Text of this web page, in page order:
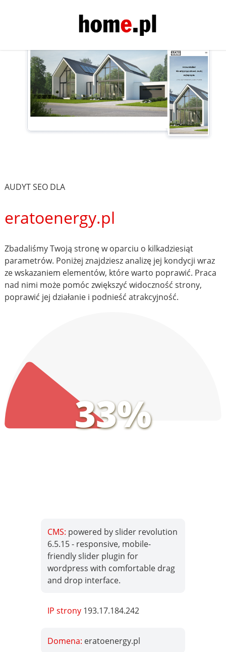
AUDYT SEO DLA
eratoenergy.pl
Zbadaliśmy Twoją stronę w oparciu o kilkadziesiąt
parametrów. Poniżej znajdziesz analizę jej kondycji wraz
ze wskazaniem elementów, które warto poprawić. Praca
nad nimi może pomóc zwiększyć widoczność strony,
poprawić jej działanie i podnieść atrakcyjność.
33%
CMS: powered by slider revolution
6.5.15 - responsive, mobile-
friendly slider plugin for
wordpress with comfortable drag
and drop interface.
IP strony 193.17.184.242
Domena: eratoenergy.pl